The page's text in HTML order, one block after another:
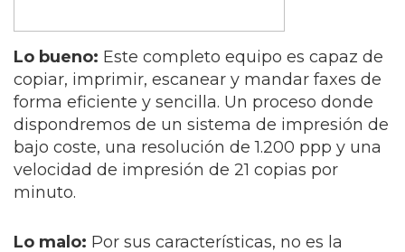
Lo bueno: Este completo equipo es capaz de
copiar, imprimir, escanear y mandar faxes de
forma eficiente y sencilla. Un proceso donde
dispondremos de un sistema de impresión de
bajo coste, una resolución de 1.200 ppp y una
velocidad de impresión de 21 copias por
minuto.
Lo malo: Por sus características, no es la